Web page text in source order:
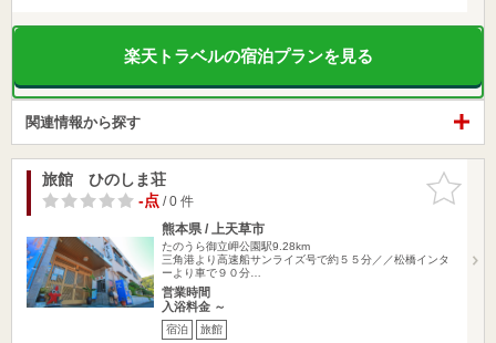
楽天トラベルの宿泊プランを見る
関連情報から探す
お気に入
りに追加
旅館 ひのしま荘
-点/ 0 件
熊本県 / 上天草市
たのうら御立岬公園駅9.28km
三角港より高速船サンライズ号で約５５分／／松橋インタ
ーより車で９０分…
営業時間
入浴料金 ～
宿泊 旅館